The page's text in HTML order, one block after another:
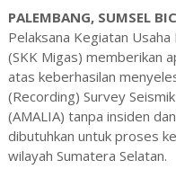
PALEMBANG, SUMSEL
Pelaksana Kegiatan
(SKK Migas) memberikan
atas keberhasilan
(Recording) Survey
(AMALIA) tanpa insiden
dibutuhkan untuk proses
wilayah Sumatera Selatan.